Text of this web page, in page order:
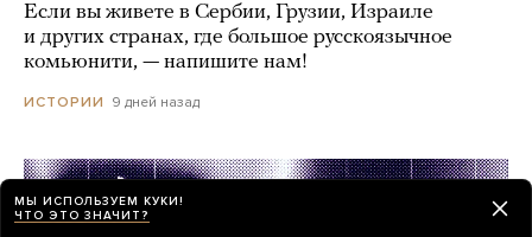
Если вы живете в Сербии, Грузии, Израиле
и других странах, где большое русскоязычное
комьюнити, — напишите нам!
ИСТОРИИ 9 дней назад
МЫ ИСПОЛЬЗУЕМ КУКИ!
ЧТО ЭТО ЗНАЧИТ?